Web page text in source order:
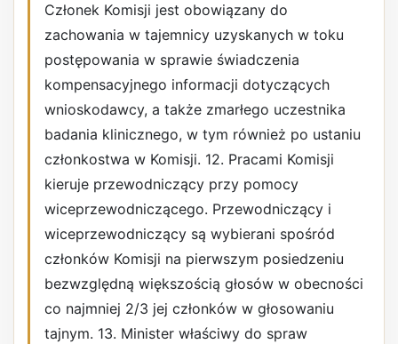
Członek Komisji jest obowiązany do
zachowania w tajemnicy uzyskanych w toku
postępowania w sprawie świadczenia
kompensacyjnego informacji dotyczących
wnioskodawcy, a także zmarłego uczestnika
badania klinicznego, w tym również po ustaniu
członkostwa w Komisji. 12. Pracami Komisji
kieruje przewodniczący przy pomocy
wiceprzewodniczącego. Przewodniczący i
wiceprzewodniczący są wybierani spośród
członków Komisji na pierwszym posiedzeniu
bezwzględną większością głosów w obecności
co najmniej 2/3 jej członków w głosowaniu
tajnym. 13. Minister właściwy do spraw